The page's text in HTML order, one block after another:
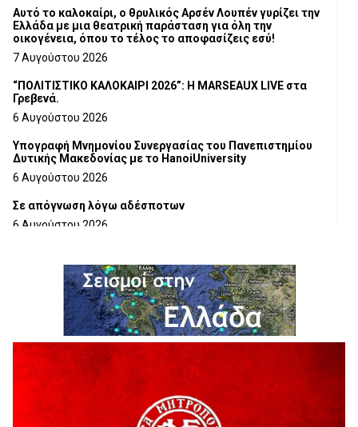
Αυτό το καλοκαίρι, ο θρυλικός Αρσέν Λουπέν γυρίζει την
Ελλάδα με μια θεατρική παράσταση για όλη την
οικογένεια, όπου το τέλος το αποφασίζεις εσύ!
7 Αυγούστου 2026
“ΠΟΛΙΤΙΣΤΙΚΟ ΚΑΛΟΚΑΙΡΙ 2026”: Η MARSEAUX LIVE στα
Γρεβενά.
6 Αυγούστου 2026
Υπογραφή Μνημονίου Συνεργασίας του Πανεπιστημίου
Δυτικής Μακεδονίας με το HanoiUniversity
6 Αυγούστου 2026
Σε απόγνωση λόγω αδέσποτων
6 Αυγούστου 2026
6 Αυγούστου 2026
Ολοκληρώνεται η ασφαλτόστρωση της οδού Περιβόλι –
6 Αυγούστου 2026
H παραδοχή λαθών είναι (και) δύναμη
5 Αυγούστου 2026
Ο ΑΝΔΡΕΑΣ ΑΣΛΑΝΙΔΗΣ ΣΥΝΕΧΙΖΕΙ ΣΤΟΝ ΠΡΩΤΕΑ
ΓΡΕΒΕΝΩΝ